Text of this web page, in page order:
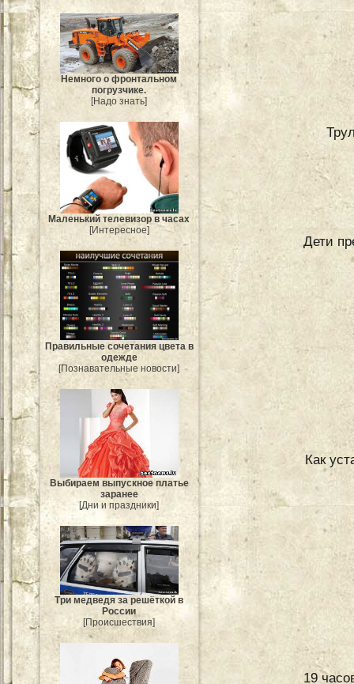
Немного о фронтальном
погрузчике.
[Надо знать]
Маленький телевизор в часах
[Интересное]
Правильные сочетания цвета в
одежде
[Познавательные новости]
Выбираем выпускное платье
заранее
[Дни и праздники]
Три медведя за решёткой в
России
[Происшествия]
Дети
Как
19